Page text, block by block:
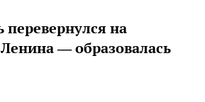
на
— образовалась